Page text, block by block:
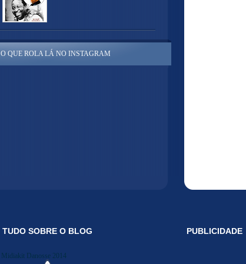
O QUE ROLA LÁ NO INSTAGRAM
TUDO SOBRE O BLOG
Midiakit Danosse 2014
PUBLICIDADE